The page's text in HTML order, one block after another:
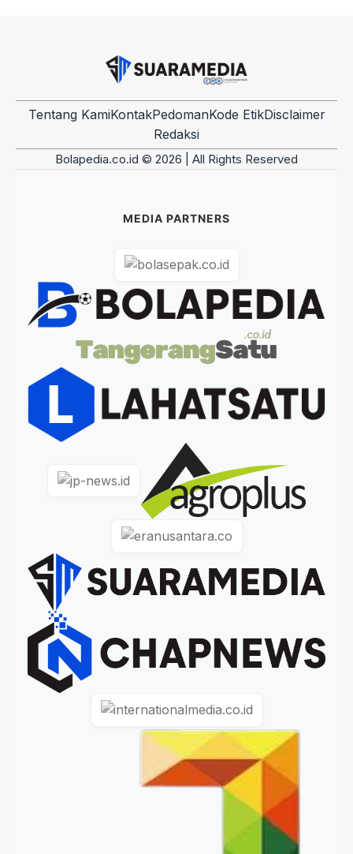
Tentang KamiKontakPedomanKode EtikDisclaimer
Redaksi
Bolapedia.co.id © 2026 | All Rights Reserved
MEDIA PARTNERS